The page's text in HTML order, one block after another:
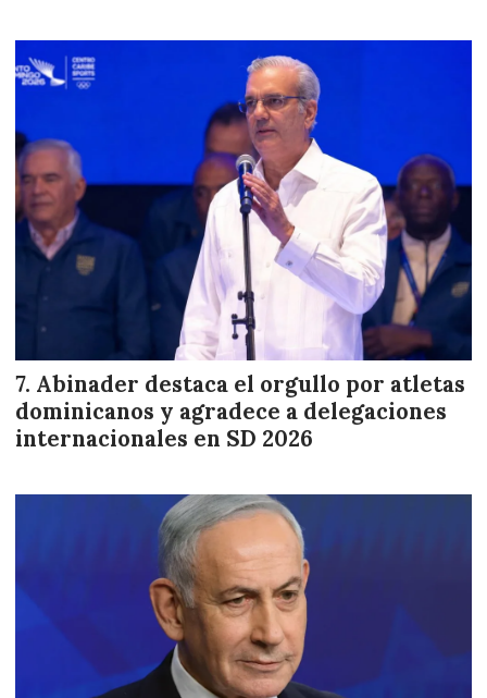
Abinader destaca el orgullo por atletas
dominicanos y agradece a delegaciones
internacionales en SD 2026